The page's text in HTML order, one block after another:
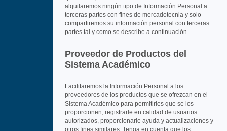
alquilaremos ningún tipo de Información Personal a
terceras partes con fines de mercadotecnia y solo
compartiremos su información personal con terceras
partes tal y como se describe a continuación.
Proveedor de Productos del
Sistema Académico
Facilitaremos la Información Personal a los
proveedores de los productos que se ofrezcan en el
Sistema Académico para permitirles que se los
proporcionen, registrarle en calidad de usuarios
autorizados, proporcionarle ayuda y actualizaciones y
otros fines similares. Tenga en cuenta que los